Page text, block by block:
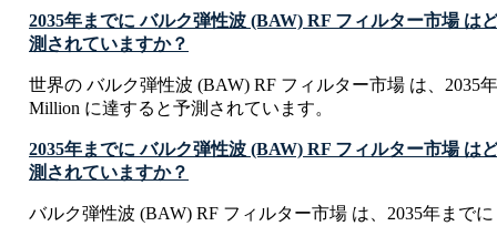
2035年までに バルク弾性波 (BAW) RF フィルター市場 は
測されていますか？
世界の バルク弾性波 (BAW) RF フィルター市場 は、2035
Million に達すると予測されています。
2035年までに バルク弾性波 (BAW) RF フィルター市場 は
測されていますか？
バルク弾性波 (BAW) RF フィルター市場 は、2035年まで